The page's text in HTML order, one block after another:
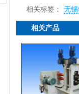
相关标签： 无
相关产品